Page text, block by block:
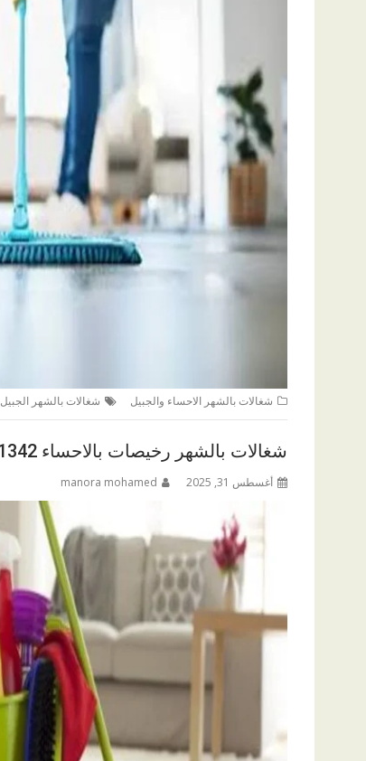
شغالات بالشهر الاحساء والجبيل شغالات بالشهر الجبيل
شغالات بالشهر رخيصات بالاحساء 0580961342
أغسطس 31, 2025 manora mohamed